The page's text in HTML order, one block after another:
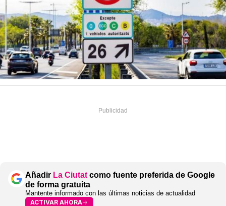
Añadir La Ciutat como fuente preferida de Google
de forma gratuita
Mantente informado con las últimas noticias de actualidad
ACTIVAR AHORA